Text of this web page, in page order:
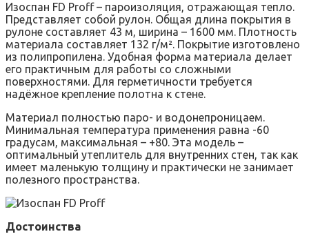
Изоспан FD Proff – пароизоляция, отражающая тепло.
Представляет собой рулон. Общая длина покрытия в
рулоне составляет 43 м, ширина – 1600 мм. Плотность
материала составляет 132 г/м². Покрытие изготовлено
из полипропилена. Удобная форма материала делает
его практичным для работы со сложными
поверхностями. Для герметичности требуется
надёжное крепление полотна к стене.
Материал полностью паро- и водонепроницаем.
Минимальная температура применения равна -60
градусам, максимальная – +80. Эта модель –
оптимальный утеплитель для внутренних стен, так как
имеет маленькую толщину и практически не занимает
полезного пространства.
Достоинства